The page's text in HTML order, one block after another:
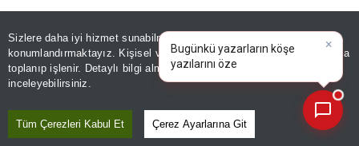
Sizlere daha iyi hizmet sunabilmek adına sitemizde
konumlandırmaktayız. Kişisel verileriniz, KVKK ve GDPR kapsamında
toplanıp işlenir. Detaylı bilgi almak içinAydınlatma Metnimizi
inceleyebilirsiniz.
Tüm Çerezleri Kabul Et Çerez Ayarlarına Git
3. Sayfa
Bizi Takip Edin
×
Bugünkü yazarların köşe
yazılarını öz|